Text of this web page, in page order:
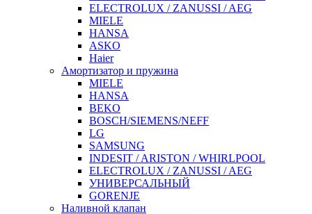
ELECTROLUX / ZANUSSI / AEG
MIELE
HANSA
ASKO
Haier
Амортизатор и пружина
MIELE
HANSA
BEKO
BOSCH/SIEMENS/NEFF
LG
SAMSUNG
INDESIT / ARISTON / WHIRLPOOL
ELECTROLUX / ZANUSSI / AEG
УНИВЕРСАЛЬНЫЙ
GORENJE
Наливной клапан